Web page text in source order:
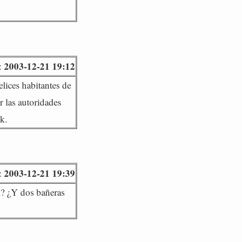
2003-12-21 19:12
habitantes de
autoridades
2003-12-21 19:39
¿Y dos bañeras